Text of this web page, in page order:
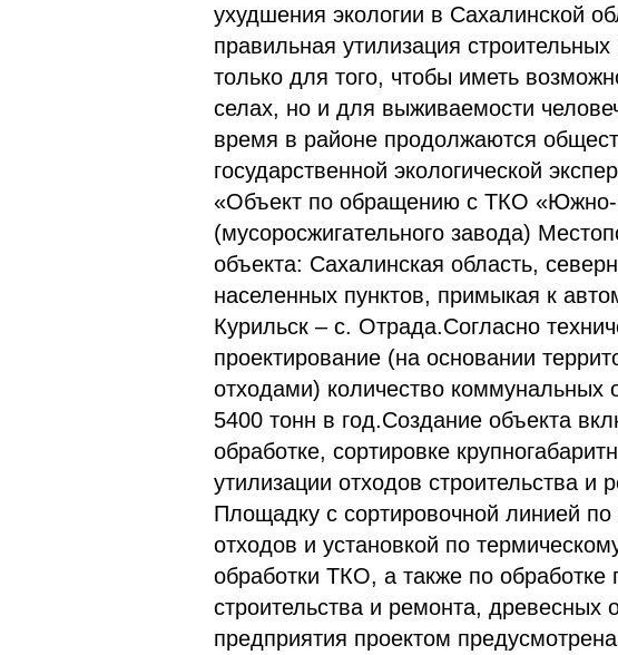
ухудшения экологии в Сахалинской
правильная утилизация
только для того, чтобы иметь
селах, но и для выживаемости
время в районе продолжаются
государственной экологической
«Объект по обращению с ТКО «Южно-
(мусоросжигательного завода)
объекта: Сахалинская область,
населенных пунктов, примыкая к
Курильск – с. Отрада.Согласно
проектирование (на основании
отходами) количество коммунальных
5400 тонн в год.Создание объекта
обработке, сортировке
утилизации отходов строительства и
Площадку с сортировочной линией
отходов и установкой по
обработки ТКО, а также по обработке
строительства и ремонта,
предприятия проектом